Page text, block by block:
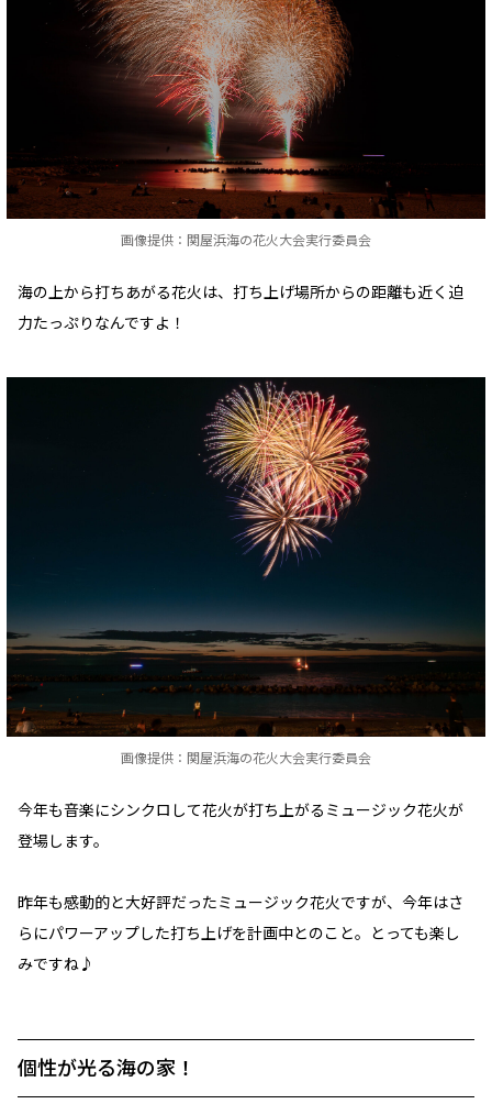
画像提供：関屋浜海の花火大会実行委員会
海の上から打ちあがる花火は、打ち上げ場所からの距離も近く迫
力たっぷりなんですよ！
画像提供：関屋浜海の花火大会実行委員会
今年も音楽にシンクロして花火が打ち上がるミュージック花火が
登場します。
昨年も感動的と大好評だったミュージック花火ですが、今年はさ
らにパワーアップした打ち上げを計画中とのこと。とっても楽し
みですね♪
個性が光る海の家！